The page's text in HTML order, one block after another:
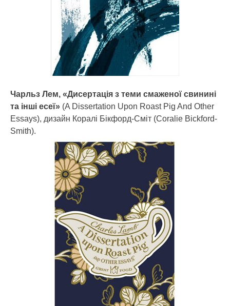
Чарльз Лем, «Дисертація з теми смаженої свинині
та інші есеї» (A Dissertation Upon Roast Pig And Other
Essays), дизайн Коралі Бікфорд-Сміт (Coralie Bickford-
Smith).